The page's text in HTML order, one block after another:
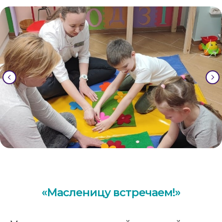
Отзыв 3 (6-я группа)
21 Отзыв 1 (7-я группа)
22 Отзыв 2 (7-я группа)
23 Отзыв 1 (8-я группа)
Отзыв 2 (8-я группа)
Отзыв 3 (8-я группа)
«Масленицу встречаем!»